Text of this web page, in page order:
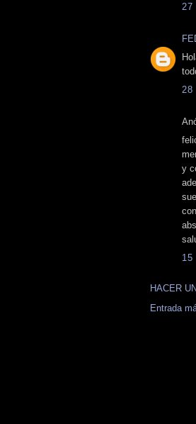
y
15
HACER
Entrada